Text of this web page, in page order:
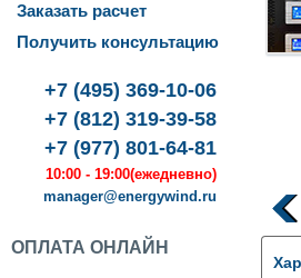
Заказать расчет
Получить консультацию
+7 (495) 369-10-06
+7 (812) 319-39-58
+7 (977) 801-64-81
10:00 - 19:00(ежедневно)
manager@energywind.ru
ОПЛАТА ОНЛАЙН